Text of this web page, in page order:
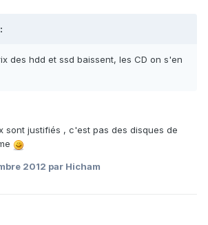
des hdd et ssd baissent, les CD on s'en
sont justifiés , c'est pas des disques de
2012 par Hicham